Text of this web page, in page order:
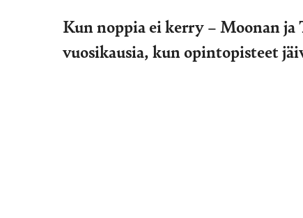
Kun noppia ei kerry – Moonan
vuosikausia, kun opintopisteet